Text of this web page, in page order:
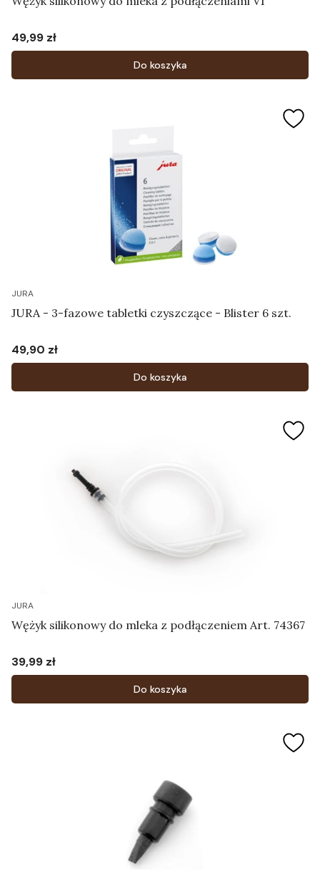
Cena
49,99 zł
Do koszyka
JURA
JURA - 3-fazowe tabletki czyszczące - Blister 6 szt.
Cena
49,90 zł
Do koszyka
JURA
Wężyk silikonowy do mleka z podłączeniem Art. 74367
Cena
39,99 zł
Do koszyka